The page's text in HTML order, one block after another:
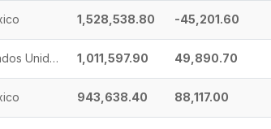
1,528,538.80 -45,201.60
Estados Unidos 1,011,597.90 49,890.70
943,638.40 88,117.00